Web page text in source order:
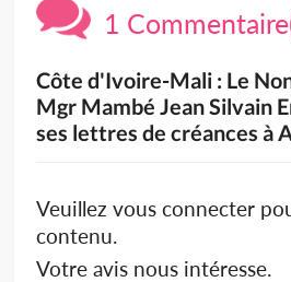
1
Côte d'Ivoire-Mali : Le
Mgr Mambé Jean Silvain
ses lettres de créances à
Veuillez vous connecter
contenu.
Votre avis nous intéresse.